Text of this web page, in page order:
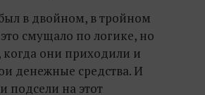
в двойном, в тройном
смущало по логике, но
они приходили и
денежные средства. И
подсели на этот